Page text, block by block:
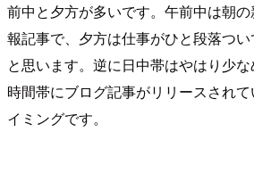
前中と夕方が多いです。午前中は朝
報記事で、夕方は仕事がひと段落つ
と思います。逆に日中帯はやはり少
時間帯にブログ記事がリリースされ
イミングです。